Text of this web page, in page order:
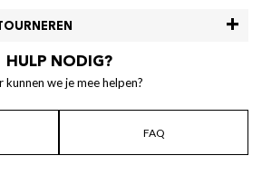
HULP NODIG?
kunnen we je mee helpen?
FAQ